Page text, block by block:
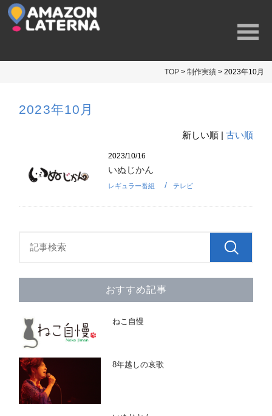
TOP> 制作実績> 2023年10月
2023年10月
新しい順 | 古い順
2023/10/16
いぬじかん
レギュラー番組 テレビ
おすすめ記事
ねこ自慢
8年越しの哀歌